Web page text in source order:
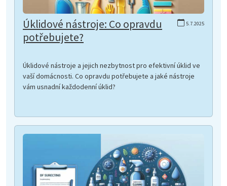
5.7.2025
Úklidové nástroje: Co opravdu
potřebujete?
Úklidové nástroje a jejich nezbytnost pro efektivní úklid ve
vaší domácnosti. Co opravdu potřebujete a jaké nástroje
vám usnadní každodenní úklid?